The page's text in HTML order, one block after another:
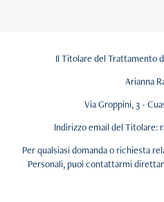
Il Titolare del Trattamento
Arianna
Via Groppini, 3 -
Indirizzo email del Titolare:
Per qualsiasi domanda o richiesta
Personali, puoi contattarmi